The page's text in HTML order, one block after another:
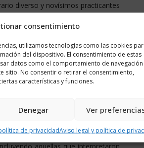
consentimiento
utilizamos tecnologías como las cookies
del dispositivo. El consentimiento de estas
datos como el comportamiento de navegación
sitio. No consentir o retirar el consentimiento,
características y funciones.
Denegar Ver
de privacidadAviso legal y política de
diverso y novísimos practicantes
Así, podemos hablar desde
del Rabal, Juanito Pardo, María
José Iranzo, Jesús Gracia o María
Hermanas Flamarique, Hermanos
o Antonio García). No faltan las
el violinista Pablo Sarasate
Flamarique y Manuel Turrillas.
aragonesa” de Francisco Lahoz.
Tárrega, Turina o Falla. No